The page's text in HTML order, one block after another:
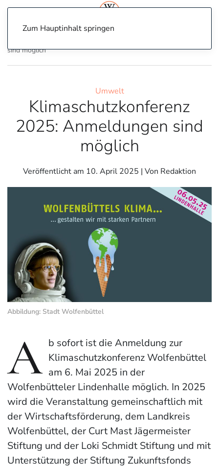
Zum Hauptinhalt springen
sind möglich
Umwelt
Klimaschutzkonferenz
2025: Anmeldungen sind
möglich
Veröffentlicht am 10. April 2025 | Von Redaktion
Abbildung: Stadt Wolfenbüttel
A b sofort ist die Anmeldung zur
Klimaschutzkonferenz Wolfenbüttel
am 6. Mai 2025 in der
Wolfenbütteler Lindenhalle möglich. In 2025
wird die Veranstaltung gemeinschaftlich mit
der Wirtschaftsförderung, dem Landkreis
Wolfenbüttel, der Curt Mast Jägermeister
Stiftung und der Loki Schmidt Stiftung und mit
Unterstützung der Stiftung Zukunftsfonds